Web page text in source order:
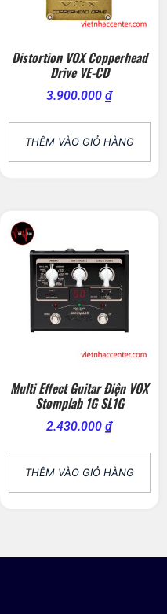
Distortion VOX Copperhead
Drive VE-CD
3.900.000 ₫
THÊM VÀO GIỎ HÀNG
Multi Effect Guitar Điện VOX
Stomplab 1G SL1G
2.430.000 ₫
THÊM VÀO GIỎ HÀNG